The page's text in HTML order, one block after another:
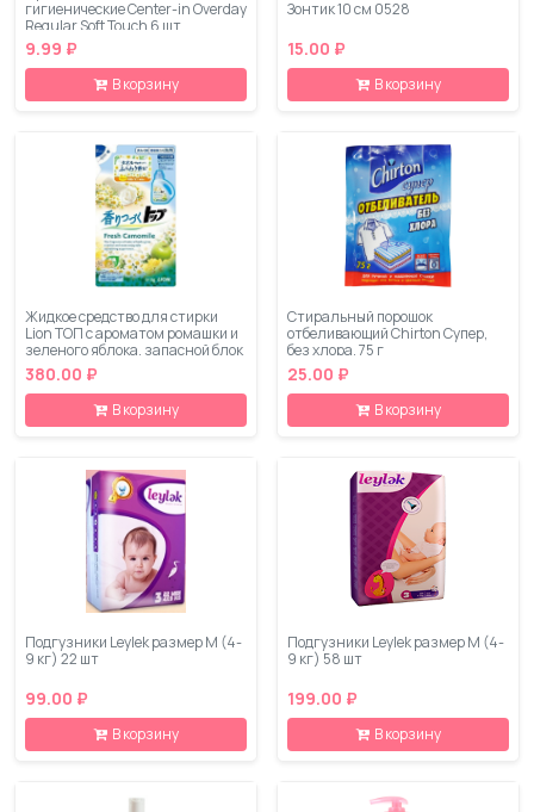
гигиенические Center-in Overday
Regular Soft Touch 6 шт
9.99 ₽
В корзину
Зонтик 10 см 0528
15.00 ₽
В корзину
Жидкое средство для стирки
Lion ТОП с ароматом ромашки и
зеленого яблока, запасной блок
810 мл
380.00 ₽
В корзину
Стиральный порошок
отбеливающий Chirton Супер,
без хлора, 75 г
25.00 ₽
В корзину
Подгузники Leylеk размер M (4-
9 кг) 22 шт
99.00 ₽
В корзину
Подгузники Leylеk размер M (4-
9 кг) 58 шт
199.00 ₽
В корзину